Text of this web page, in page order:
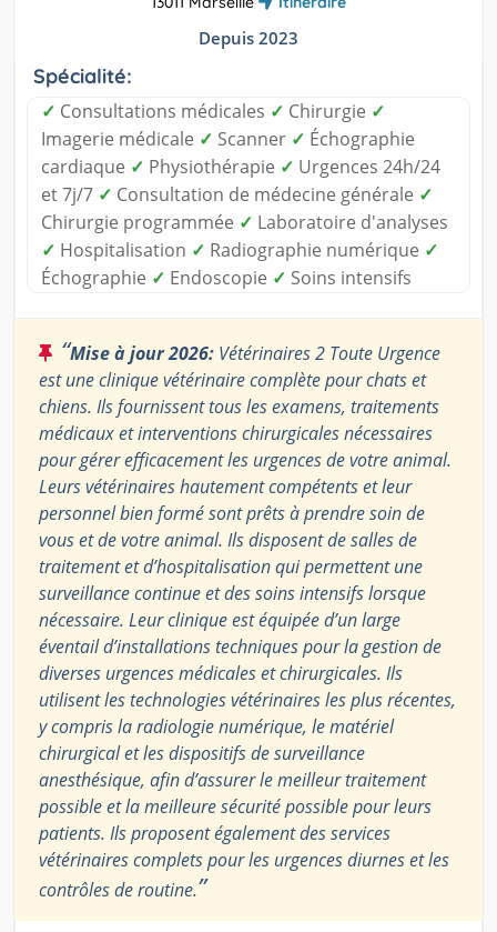
Depuis 2023
Spécialité:
✓ Consultations médicales ✓ Chirurgie ✓
Imagerie médicale ✓ Scanner ✓ Échographie
cardiaque ✓ Physiothérapie ✓ Urgences 24h/24
et 7j/7 ✓ Consultation de médecine générale ✓
Chirurgie programmée ✓ Laboratoire d'analyses
✓ Hospitalisation ✓ Radiographie numérique ✓
Échographie ✓ Endoscopie ✓ Soins intensifs
“Mise à jour 2026: Vétérinaires 2 Toute Urgence
est une clinique vétérinaire complète pour chats et
chiens. Ils fournissent tous les examens, traitements
médicaux et interventions chirurgicales nécessaires
pour gérer efficacement les urgences de votre animal.
Leurs vétérinaires hautement compétents et leur
personnel bien formé sont prêts à prendre soin de
vous et de votre animal. Ils disposent de salles de
traitement et d’hospitalisation qui permettent une
surveillance continue et des soins intensifs lorsque
nécessaire. Leur clinique est équipée d’un large
éventail d’installations techniques pour la gestion de
diverses urgences médicales et chirurgicales. Ils
utilisent les technologies vétérinaires les plus récentes,
y compris la radiologie numérique, le matériel
chirurgical et les dispositifs de surveillance
anesthésique, afin d’assurer le meilleur traitement
possible et la meilleure sécurité possible pour leurs
patients. Ils proposent également des services
vétérinaires complets pour les urgences diurnes et les
contrôles de routine.”